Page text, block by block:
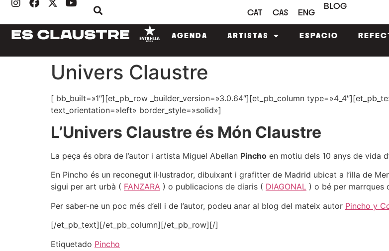
CAT CAS ENG
BLOG
AGENDA ARTISTAS ESPACIO
Univers Claustre
[ bb_built=»1″][et_pb_row _builder_version=»3.0.64″][et_pb_column
text_orientation=»left» border_style=»solid»]
L’Univers Claustre és Món Claustre
La peça és obra de l’autor i artista Miguel Abellan Pincho en motiu dels 10 anys de vida
En Pincho és un reconegut il·lustrador, dibuixant i grafitter de Madrid ubicat a l’illa de
sigui per art urbà ( FANZARA ) o publicacions de diaris ( DIAGONAL ) o bé per marrques
Per saber-ne un poc més d’ell i de l’autor, podeu anar al blog del mateix autor Pincho y
[/et_pb_text][/et_pb_column][/et_pb_row][/]
Etiquetado Pincho